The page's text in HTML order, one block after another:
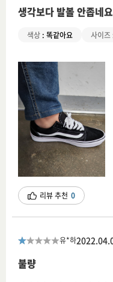
생각보다 발볼 안좁네
색상 : 똑같아요 사이즈
리뷰 추천 0
유*하
불량